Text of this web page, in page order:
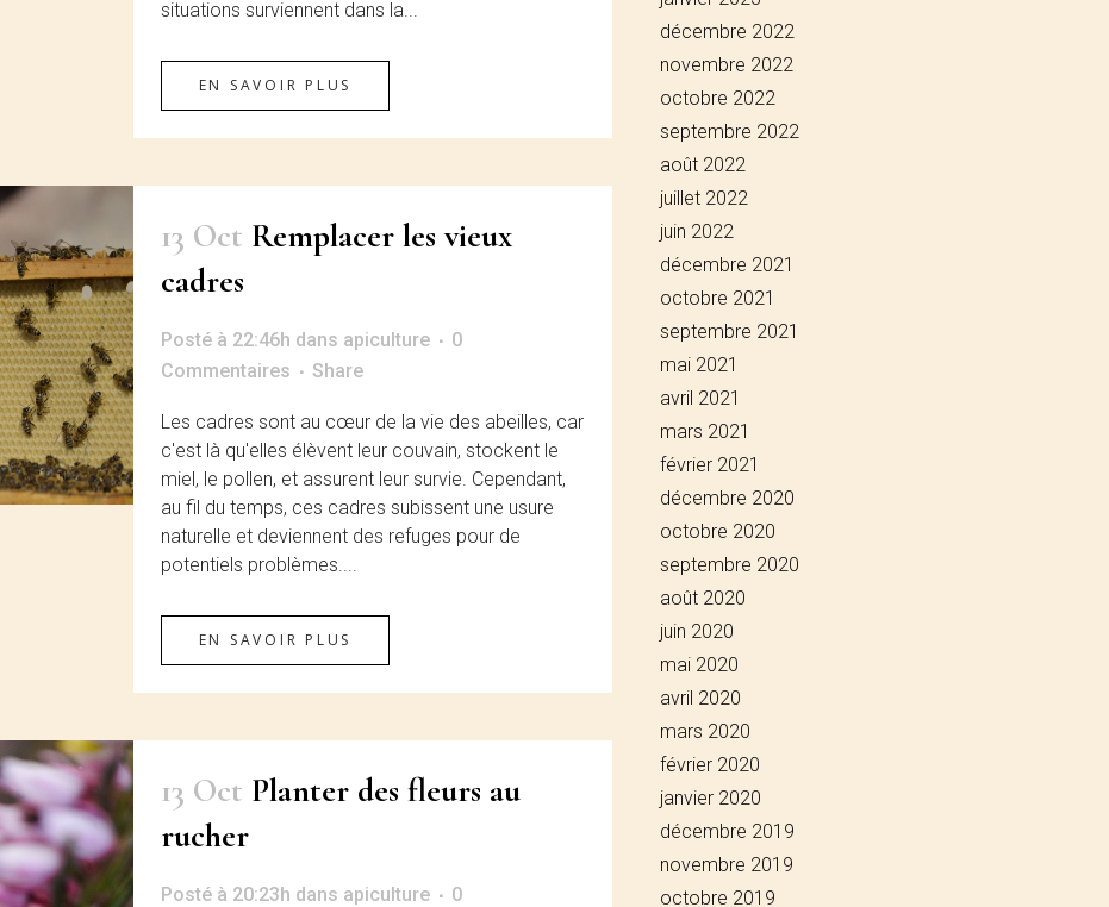
situations surviennent dans la...
EN SAVOIR PLUS
13 Oct Remplacer les vieux
cadres
Posté à 22:46h dans apiculture
0
Commentaires
Share
Les cadres sont au cœur de la vie des abeilles, car
c'est là qu'elles élèvent leur couvain, stockent le
miel, le pollen, et assurent leur survie. Cependant,
au fil du temps, ces cadres subissent une usure
naturelle et deviennent des refuges pour de
potentiels problèmes....
EN SAVOIR PLUS
13 Oct Planter des fleurs au
rucher
Posté à 20:23h dans apiculture
0
décembre 2022
novembre 2022
octobre 2022
septembre 2022
août 2022
juillet 2022
juin 2022
décembre 2021
octobre 2021
septembre 2021
mai 2021
avril 2021
mars 2021
février 2021
décembre 2020
octobre 2020
septembre 2020
août 2020
juin 2020
mai 2020
avril 2020
mars 2020
février 2020
janvier 2020
décembre 2019
novembre 2019
octobre 2019